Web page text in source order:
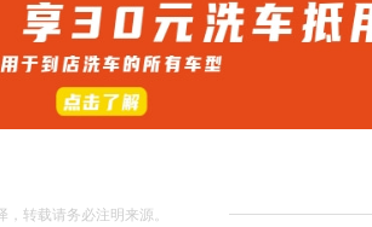
转载请务必注明来源。